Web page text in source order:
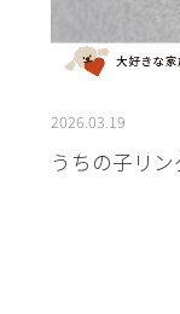
2026.03.19
うちの子リ